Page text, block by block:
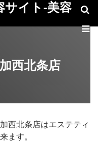
サイト-美容
西北条店
西北条店はエステティ
ます。